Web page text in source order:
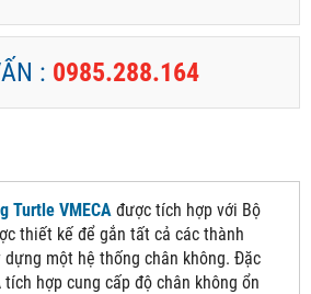
: 0985.288.164
Turtle VMECA được tích hợp với Bộ
thiết kế để gắn tất cả các thành
một hệ thống chân không. Đặc
tích hợp cung cấp độ chân không ổn